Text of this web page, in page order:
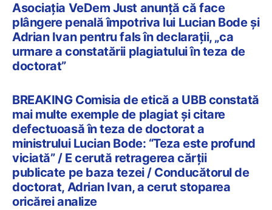
Asociația VeDem Just anunță că face
plângere penală împotriva lui Lucian Bode și
Adrian Ivan pentru fals în declarații, „ca
urmare a constatării plagiatului în teza de
doctorat”
BREAKING Comisia de etică a UBB constată
mai multe exemple de plagiat și citare
defectuoasă în teza de doctorat a
ministrului Lucian Bode: “Teza este profund
viciată” / E cerută retragerea cărții
publicate pe baza tezei / Conducătorul de
doctorat, Adrian Ivan, a cerut stoparea
oricărei analize